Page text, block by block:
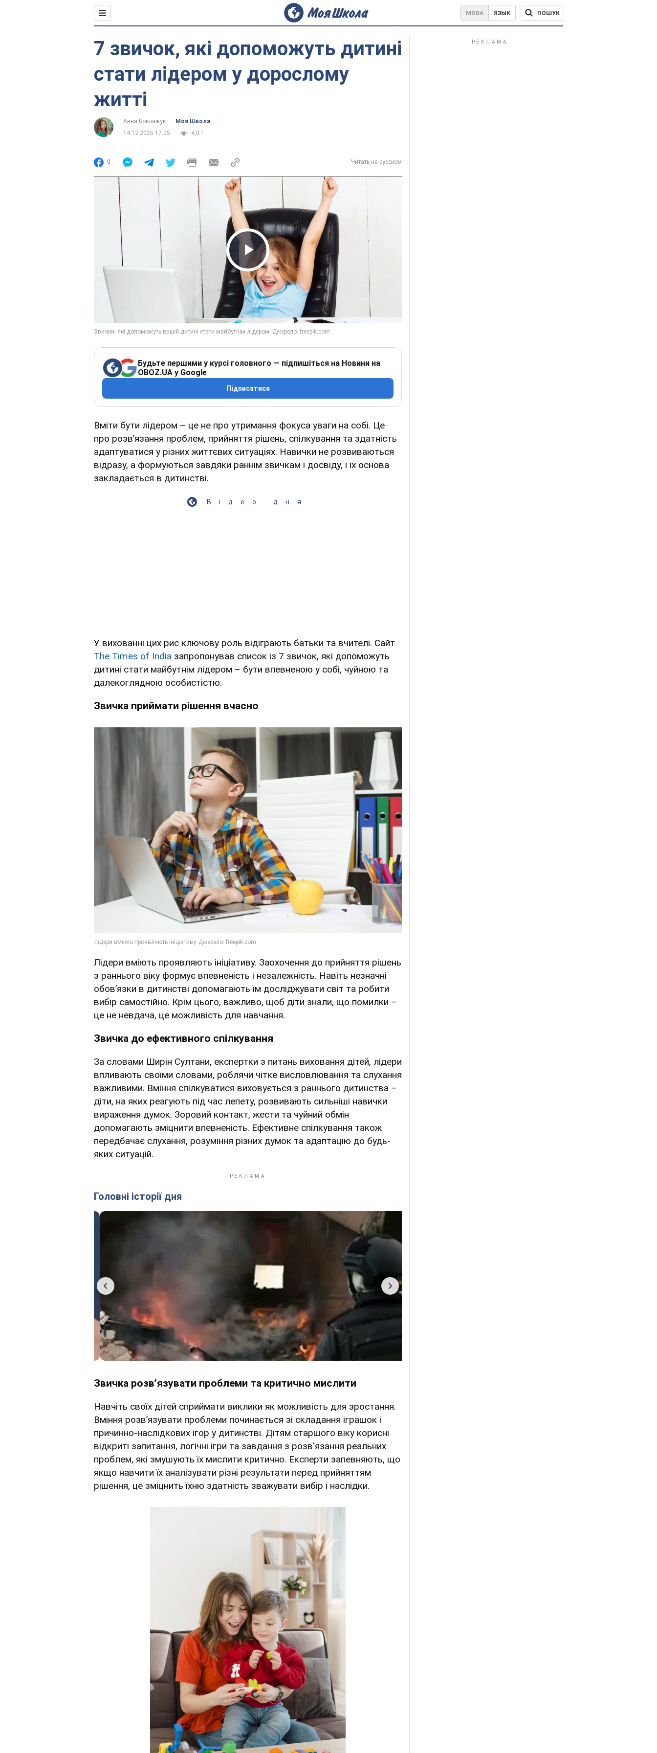
МОВА ЯЗЫК ПОШУК
7 звичок, які допоможуть дитині
стати лідером у дорослому
житті
Анна Боклажук
Моя Школа
14.12.2025 17:05
4,0 т.
0 Читать на русском
Play Video
Будьте першими у курсі головного — підпишіться на Новини на
OBOZ.UA у Google
Підписатися
Вміти бути лідером – це не про утримання фокуса уваги на собі. Це
про розв’язання проблем, прийняття рішень, спілкування та здатність
адаптуватися у різних життєвих ситуаціях. Навички не розвиваються
відразу, а формуються завдяки раннім звичкам і досвіду, і їх основа
закладається в дитинстві.
Відео дня
У вихованні цих рис ключову роль відіграють батьки та вчителі. Сайт
The Times of India запропонував список із 7 звичок, які допоможуть
дитині стати майбутнім лідером – бути впевненою у собі, чуйною та
далекоглядною особистістю.
Звичка приймати рішення вчасно
Лідери вміють проявляють ініціативу. Заохочення до прийняття рішень
з раннього віку формує впевненість і незалежність. Навіть незначні
обов’язки в дитинстві допомагають їм досліджувати світ та робити
вибір самостійно. Крім цього, важливо, щоб діти знали, що помилки –
це не невдача, це можливість для навчання.
Звичка до ефективного спілкування
За словами Ширін Султани, експертки з питань виховання дітей, лідери
впливають своїми словами, роблячи чітке висловлювання та слухання
важливими. Вміння спілкуватися виховується з раннього дитинства –
діти, на яких реагують під час лепету, розвивають сильніші навички
вираження думок. Зоровий контакт, жести та чуйний обмін
допомагають зміцнити впевненість. Ефективне спілкування також
передбачає слухання, розуміння різних думок та адаптацію до будь-
яких ситуацій.
Головні історії дня
Звичка розв’язувати проблеми та критично мислити
Навчіть своїх дітей сприймати виклики як можливість для зростання.
Вміння розв’язувати проблеми починається зі складання іграшок і
причинно-наслідкових ігор у дитинстві. Дітям старшого віку корисні
відкриті запитання, логічні ігри та завдання з розв'язання реальних
проблем, які змушують їх мислити критично. Експерти запевняють, що
якщо навчити їх аналізувати різні результати перед прийняттям
рішення, це зміцнить їхню здатність зважувати вибір і наслідки.